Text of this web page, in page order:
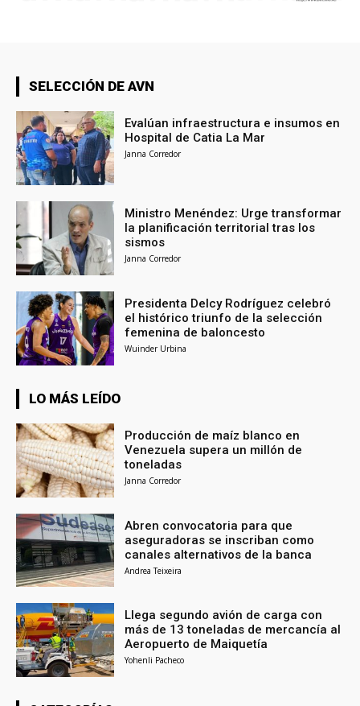
SELECCIÓN DE AVN
Evalúan infraestructura e insumos en
Hospital de Catia La Mar
Janna Corredor
Ministro Menéndez: Urge transformar
la planificación territorial tras los
sismos
Janna Corredor
Presidenta Delcy Rodríguez celebró
el histórico triunfo de la selección
femenina de baloncesto
Wuinder Urbina
LO MÁS LEÍDO
Producción de maíz blanco en
Venezuela supera un millón de
toneladas
Janna Corredor
Abren convocatoria para que
aseguradoras se inscriban como
canales alternativos de la banca
Andrea Teixeira
Llega segundo avión de carga con
más de 13 toneladas de mercancía al
Aeropuerto de Maiquetía
Yohenli Pacheco